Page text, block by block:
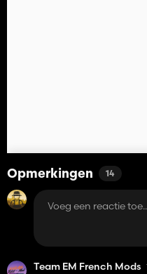
Opmerkingen 14
Team EM French Mods